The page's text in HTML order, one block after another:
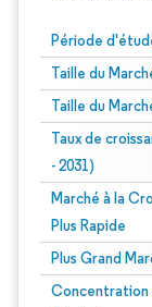
Période
Taille du
Taille du
Taux de
- 2031)
Marché à la
Plus Rapide
Plus Grand
Concentration